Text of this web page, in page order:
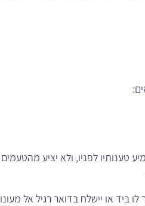
טענותיו לפניו, ולא יציע מהטעמים
או יישלח בדואר רגיל אל מעונו